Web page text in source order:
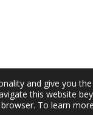
and give you
this website
To learn